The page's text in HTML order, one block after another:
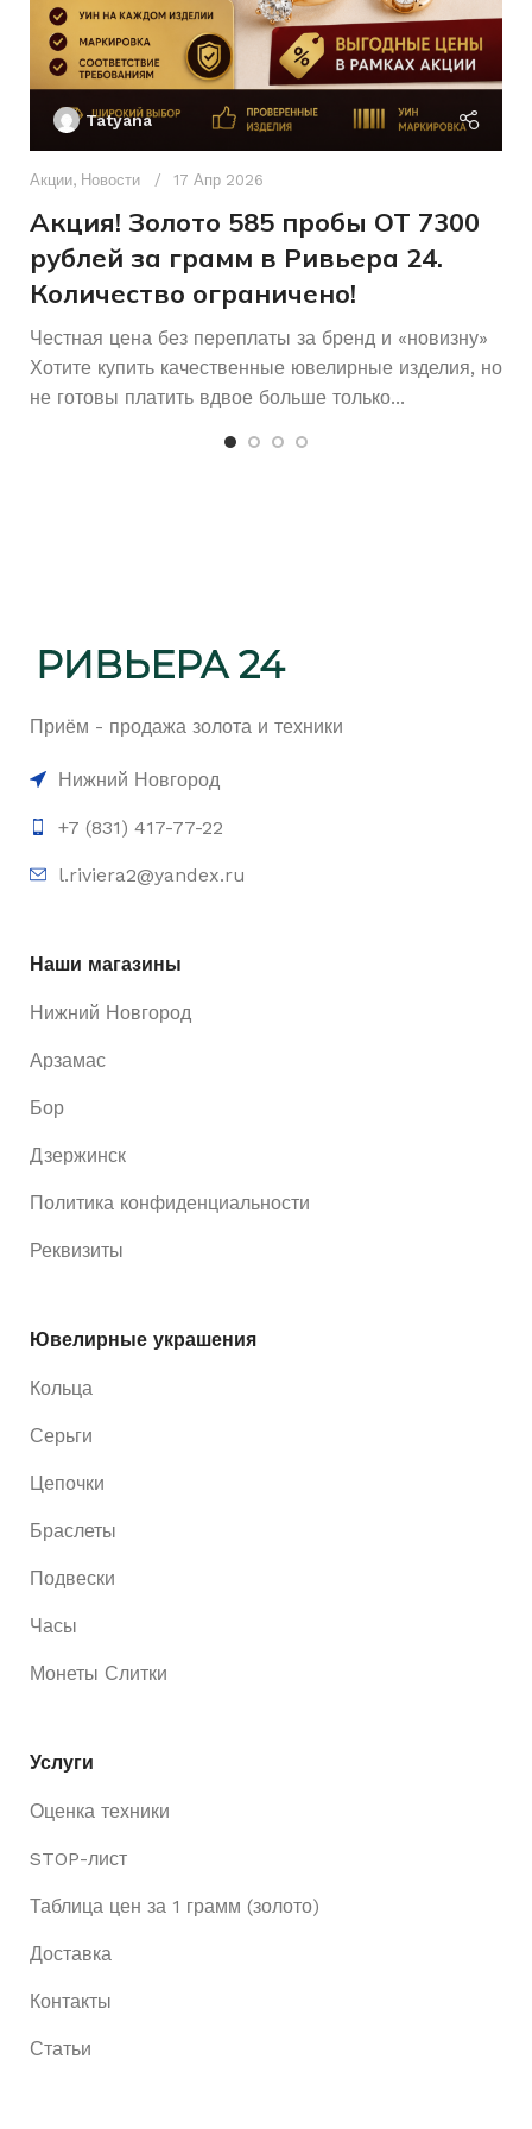
СОСТОЯНИЕ Б/У
ВСТАВКА Без вставок
КОЛИЧЕСТВО КАМНЕЙ
камней
Женщинам
Tatyana
Акции, Новости 17 Апр 2026
Акция! Золото 585 пробы ОТ 7300
рублей за грамм в Ривьера 24.
Количество ограничено!
Честная цена без переплаты за бренд и «новизну»
Хотите купить качественные ювелирные изделия, но
не готовы платить вдвое больше только...
Приём - продажа золота и техники
Нижний Новгород
+7 (831) 417-77-22
l.riviera2@yandex.ru
Наши магазины
Нижний Новгород
Арзамас
Бор
Дзержинск
Политика конфиденциальности
Реквизиты
Ювелирные украшения
Кольца
Серьги
Цепочки
Браслеты
Подвески
Часы
Монеты Слитки
Услуги
Оценка техники
STOP-лист
Таблица цен за 1 грамм (золото)
Доставка
Контакты
Статьи